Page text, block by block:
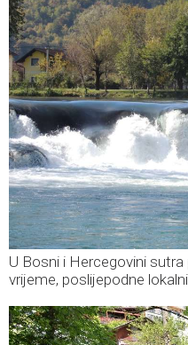
U Bosni i Hercegovini
vrijeme, poslijepodne